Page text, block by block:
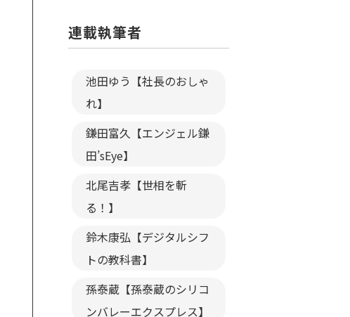
連載執筆者
池田ゆう【社長のおしゃ
れ】
鎌田富久【エンジェル鎌
田’sEye】
北尾吉孝【世相を斬
る！】
鈴木康弘【デジタルシフ
トの教科書】
孫泰蔵【孫泰蔵のシリコ
ンバレーエクスプレス】